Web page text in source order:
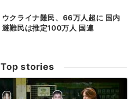
ウクライナ難民、66万人超に 国内
避難民は推定100万人 国連
Top stories